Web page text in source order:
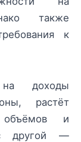
также
к
доходы
растёт
объёмов и
с другой —